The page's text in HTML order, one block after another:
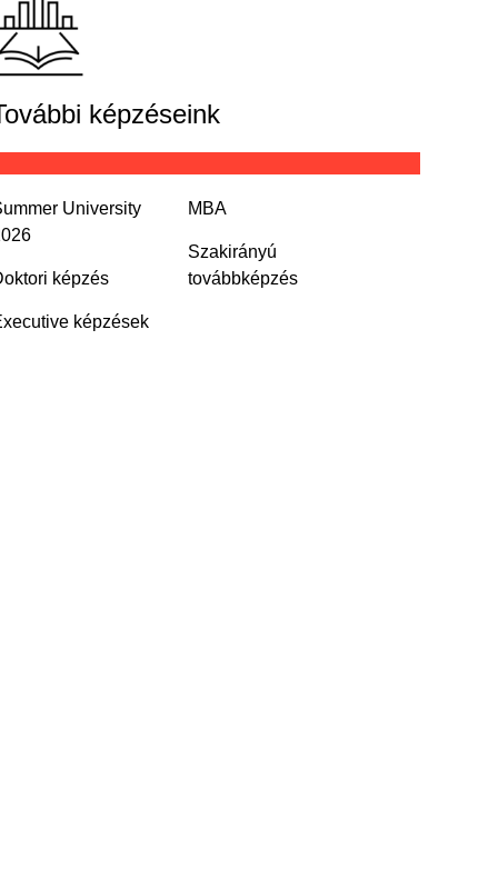
képzéseink
University
képzés
képzések
MBA
Szakirányú
továbbképzés